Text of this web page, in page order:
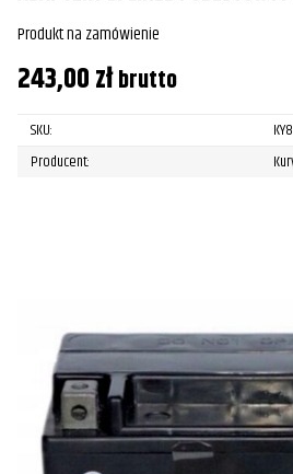
Produkt na zamówienie
243,00złbrutto
SKU:
Producent: